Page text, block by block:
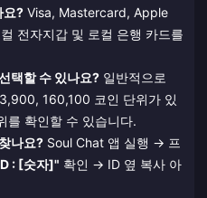
요? Visa, Mastercard, Apple
전자지갑 및 로컬 은행 카드를
택할 수 있나요? 일반적으로
160,100 코인 단위가 있
를 확인할 수 있습니다.
나요? Soul Chat 앱 실행 → 프
: [숫자]" 확인 → ID 옆 복사 아